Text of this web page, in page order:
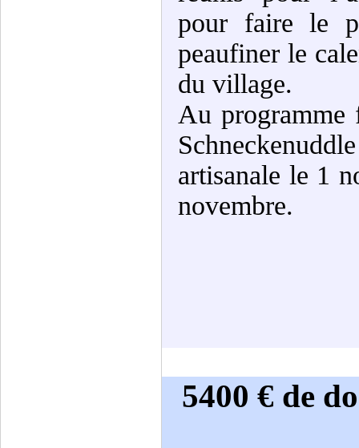
pour faire le
peaufiner le
du village.
Au programme
artisanale le 1
novembre.
5400 € de